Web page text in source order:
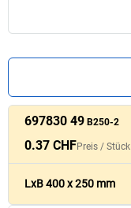
Nr.
Preis /Stück
Nr.
Preis /Stück
697830 49 B250-2
0.37 CHF
697830 49 B250-2
0.37 CHFPreis / Stück
LxB 400 x 250 mm